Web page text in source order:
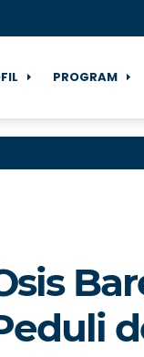
PROGRAM